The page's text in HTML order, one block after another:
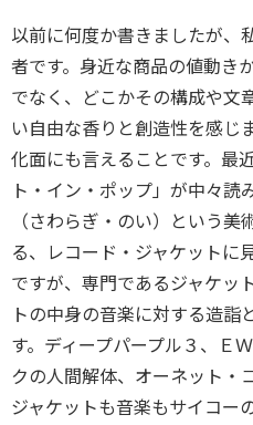
以前に何度か書きましたが、
者です。身近な商品の値動き
でなく、どこかその構成や文
い自由な香りと創造性を感じ
化面にも言えることです。最
ト・イン・ポップ」が中々読
（さわらぎ・のい）という
る、レコード・ジャケットに
ですが、専門であるジャケッ
トの中身の音楽に対する造詣
す。ディープパープル３、Ｅ
クの人間解体、オーネット・
ジャケットも音楽もサイコー